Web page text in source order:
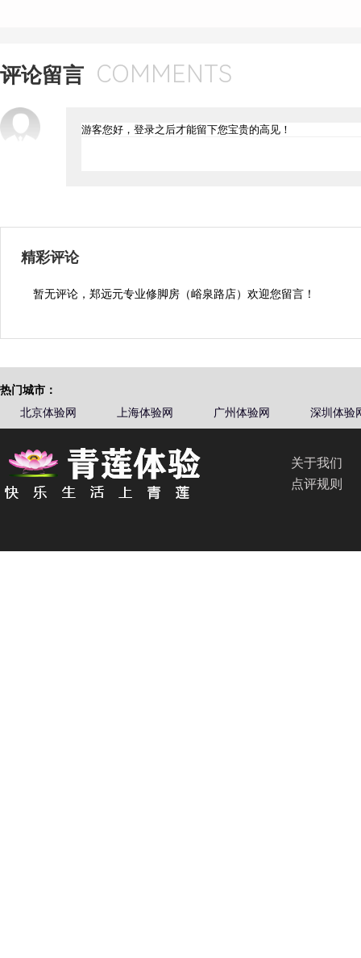
评论留言 COMMENTS
精彩评论
暂无评论，郑远元专业修脚房（峪泉路店）欢迎您留言！
热门城市：
北京体验网
上海体验网 广州体验网 深圳体验
关于我们
点评规则